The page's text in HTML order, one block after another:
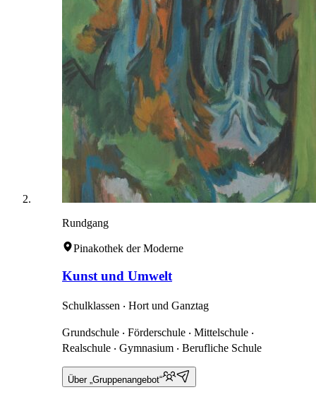
Rundgang
Pinakothek der Moderne
Kunst und Umwelt
Schulklassen ‧ Hort und Ganztag
Grundschule ‧ Förderschule ‧ Mittelschule ‧
Realschule ‧ Gymnasium ‧ Berufliche Schule
Über „Gruppenangebot“